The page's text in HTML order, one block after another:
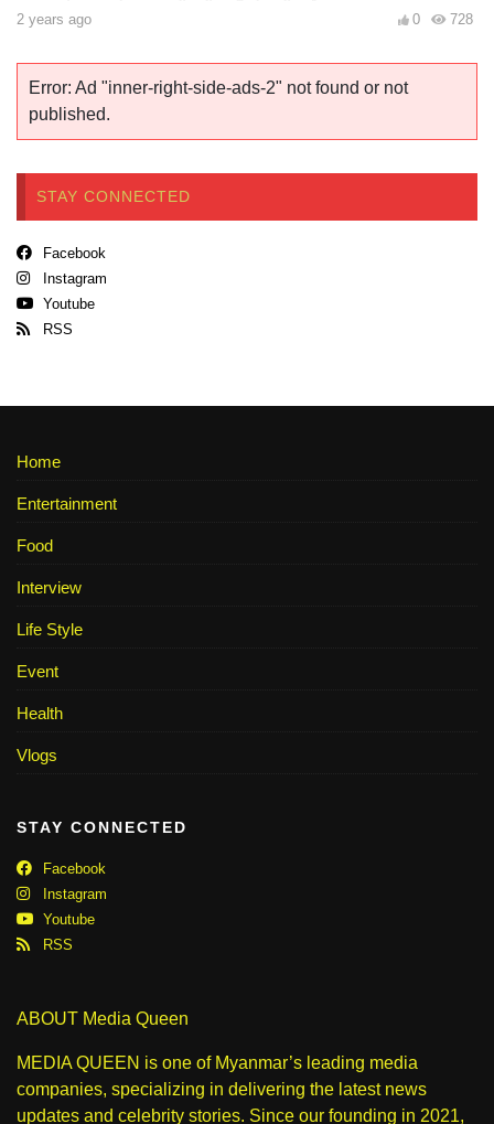
2 years ago 728
0
Error: Ad "inner-right-side-ads-2" not found or not
published.
STAY CONNECTED
Facebook
Instagram
Youtube
RSS
Home
Entertainment
Food
Interview
Life Style
Event
Health
Vlogs
STAY CONNECTED
Facebook
Instagram
Youtube
RSS
ABOUT Media Queen
MEDIA QUEEN is one of Myanmar’s leading media
companies, specializing in delivering the latest news
updates and celebrity stories. Since our founding in 2021,